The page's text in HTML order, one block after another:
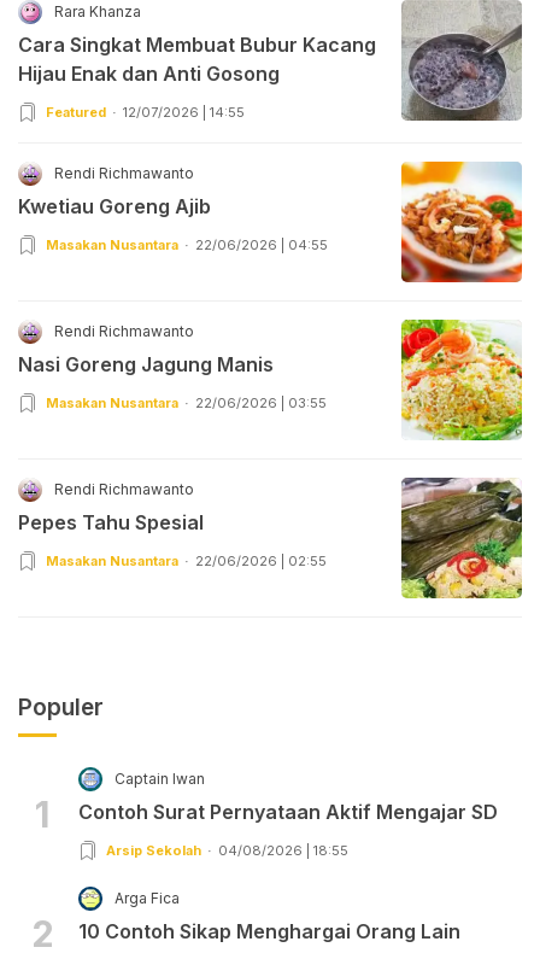
Rara Khanza
Cara Singkat Membuat Bubur Kacang
Hijau Enak dan Anti Gosong
Featured 12/07/2026 | 14:55
Rendi Richmawanto
Kwetiau Goreng Ajib
Masakan Nusantara 22/06/2026 | 04:55
Rendi Richmawanto
Nasi Goreng Jagung Manis
Masakan Nusantara 22/06/2026 | 03:55
Rendi Richmawanto
Pepes Tahu Spesial
Masakan Nusantara 22/06/2026 | 02:55
Populer
1
Captain Iwan
Contoh Surat Pernyataan Aktif Mengajar SD
Arsip Sekolah 04/08/2026 | 18:55
2
Arga Fica
10 Contoh Sikap Menghargai Orang Lain